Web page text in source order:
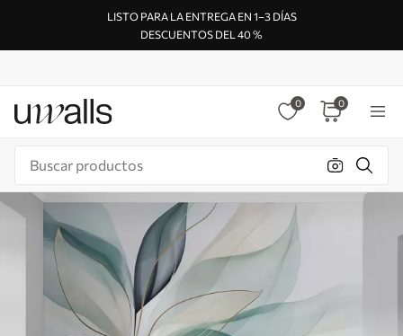
LISTO PARA LA ENTREGA EN 1–3 DÍAS
DESCUENTOS DEL 40 %
0 0